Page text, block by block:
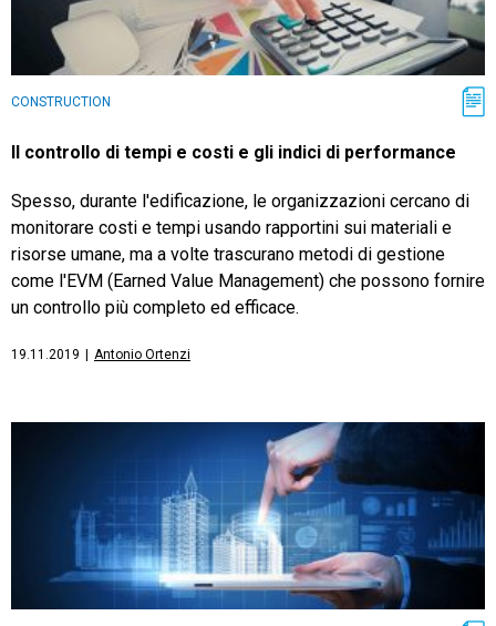
CONSTRUCTION
Il controllo di tempi e costi e gli indici di performance
Spesso, durante l'edificazione, le organizzazioni cercano di
monitorare costi e tempi usando rapportini sui materiali e
risorse umane, ma a volte trascurano metodi di gestione
come l'EVM (Earned Value Management) che possono fornire
un controllo più completo ed efficace.
19.11.2019 Antonio Ortenzi